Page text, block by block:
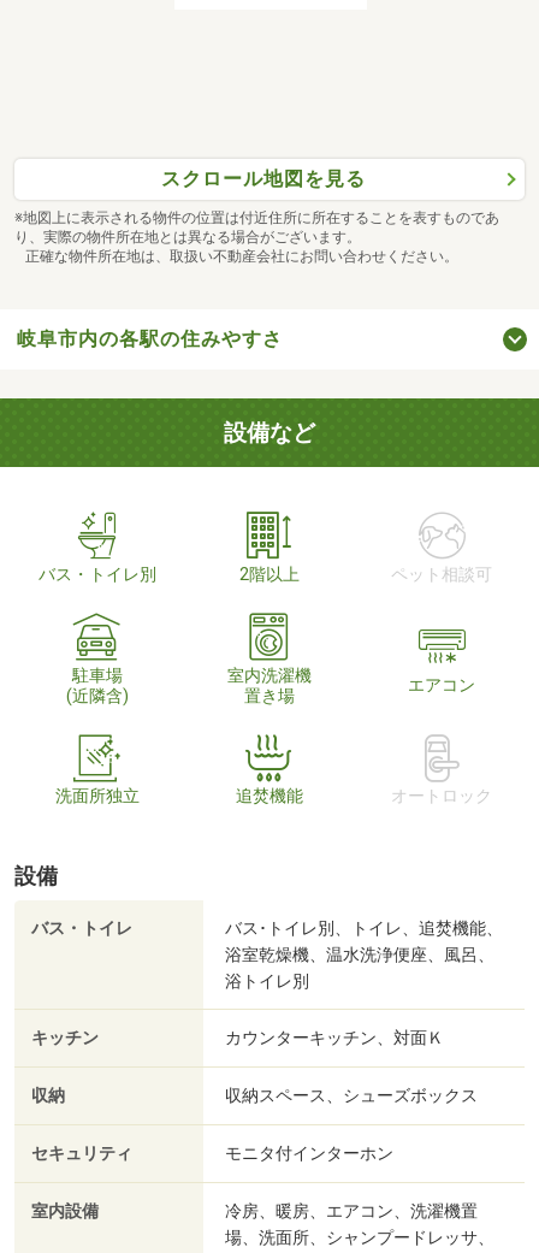
スクロール地図を見る
※地図上に表示される物件の位置は付近住所に所在することを表すものであ
り、実際の物件所在地とは異なる場合がございます。
正確な物件所在地は、取扱い不動産会社にお問い合わせください。
岐阜市内の各駅の住みやすさ
設備など
バス・トイレ別 2階以上 ペット相談可
駐車場
(近隣含)
室内洗濯機
置き場
エアコン
洗面所独立 追焚機能 オートロック
設備
バス・トイレ
バス･トイレ別、トイレ、追焚機能、
浴室乾燥機、温水洗浄便座、風呂、
浴トイレ別
キッチン カウンターキッチン、対面Ｋ
収納 収納スペース、シューズボックス
セキュリティ モニタ付インターホン
室内設備
冷房、暖房、エアコン、洗濯機置
場、洗面所、シャンプードレッサ、